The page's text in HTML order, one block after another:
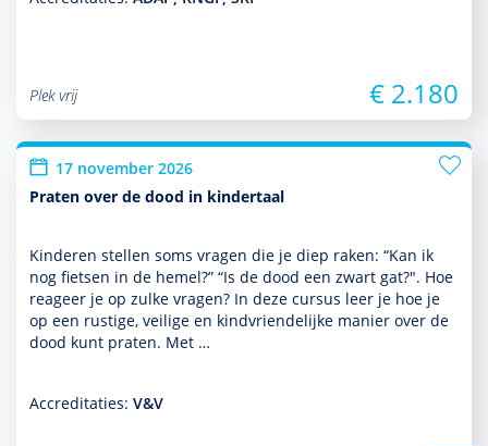
Plek vrij € 2.180
17 november 2026
Praten over de dood in kindertaal
Kinderen stellen soms vragen die je diep raken: “Kan ik
nog fietsen in de hemel?” “Is de dood een zwart gat?". Hoe
reageer je op zulke vragen? In deze cursus leer je hoe je
op een rustige, veilige en kindvriendelijke manier over de
dood kunt praten. Met …
Accreditaties: V&V